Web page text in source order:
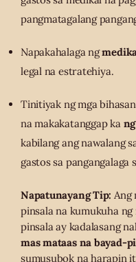
pangmatagalang
Napakahalaga ng
legal na estratehiya.
Tinitiyak ng mga
na makakatanggap ka
kabilang ang nawalang
gastos sa pangangalaga
Napatunayang Tip: Ang
pinsala na kumukuha
pinsala ay kadalasang
mas mataas na bayad-
sumusubok na harapin